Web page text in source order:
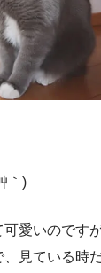
｀)
愛いのです
見ている時